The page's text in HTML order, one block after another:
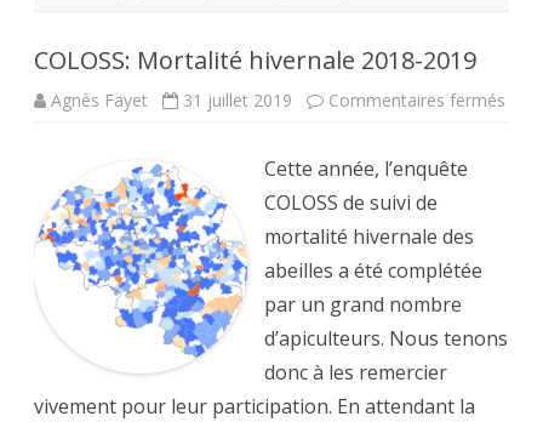
COLOSS: Mortalité hivernale 2018-2019
Agnès Fayet 31 juillet 2019 Commentaires fermés
Cette année, l’enquête
COLOSS de suivi de
mortalité hivernale des
abeilles a été complétée
par un grand nombre
d’apiculteurs. Nous tenons
donc à les remercier
vivement pour leur participation. En attendant la